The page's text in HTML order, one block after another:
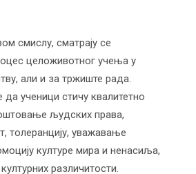
смислу, сматрају се
целоживотног учења у
али и за тржиште рада.
да ученици стичу квалитетно
људских права,
толеранцију, уважавање
културе мира и ненасиља,
различитости.